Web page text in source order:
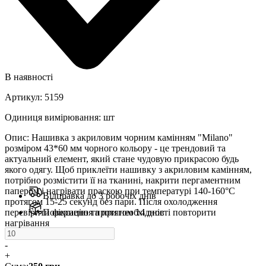
В наявності
Артикул: 5159
Одиниця вимірювання: шт
Опис: Нашивка з акриловим чорним камінням "Milano"
розміром 43*60 мм чорного кольору - це трендовий та
актуальний елемент, який стане чудовую прикрасою будь
якого одягу. Щоб приклеїти нашивку з акриловим камінням,
потрібно розмістити її на тканині, накрити пергаментним
папером і нагрівати праскою при температурі 140-160°C
протягом 15-25 секунд без пари. Після охолодження
перевірити фіксацію та при необхідності повторити
нагрівання
Відправка до 3 робочіх днів
Повернення протягом 14 днів
-
+